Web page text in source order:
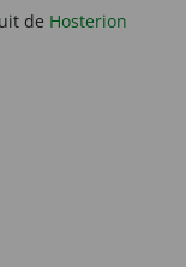
de Hosterion